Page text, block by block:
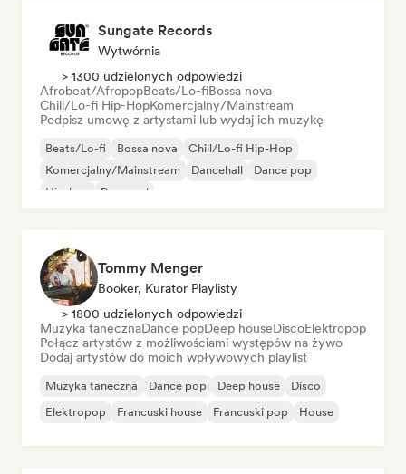
Sungate Records
Wytwórnia
> 1300 udzielonych odpowiedzi
Afrobeat/AfropopBeats/Lo-fiBossa nova
Chill/Lo-fi Hip-HopKomercjalny/Mainstream
Podpisz umowę z artystami lub wydaj ich muzykę
Beats/Lo-fi Bossa nova
Chill/Lo-fi Hip-Hop
Komercjalny/Mainstream
Dancehall
Dance pop
Hip-hop
Pop-soul
Tommy Menger
Booker, Kurator Playlisty
> 1800 udzielonych odpowiedzi
Muzyka tanecznaDance popDeep houseDiscoElektropop
Połącz artystów z możliwościami występów na żywo
Dodaj artystów do moich wpływowych playlist
Muzyka taneczna Dance pop Deep house
Disco
Elektropop
Francuski house Francuski pop House